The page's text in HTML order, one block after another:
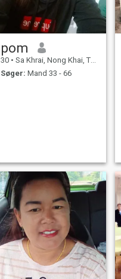
pom
30 • Sa Khrai, Nong Khai, Thailand
Søger: Mand 33 - 66